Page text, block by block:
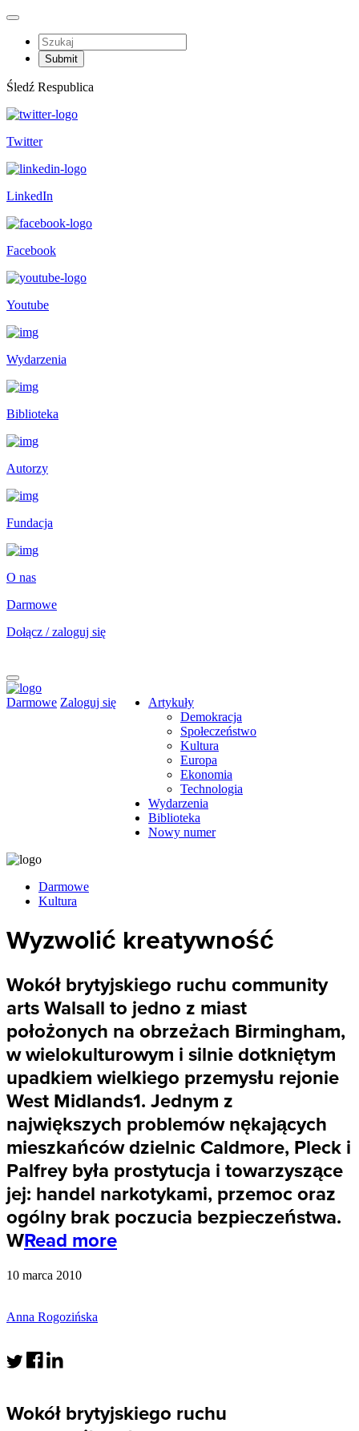
Śledź Respublica
Twitter
LinkedIn
Facebook
Youtube
Wydarzenia
Biblioteka
Autorzy
Fundacja
O nas
Darmowe
Dołącz / zaloguj się
Darmowe Zaloguj się
Artykuły
Demokracja
Społeczeństwo
Kultura
Europa
Ekonomia
Technologia
Wydarzenia
Biblioteka
Nowy numer
Darmowe
Kultura
Wyzwolić kreatywność
Wokół brytyjskiego ruchu community
arts Walsall to jedno z miast
położonych na obrzeżach Birmingham,
w wielokulturowym i silnie dotkniętym
upadkiem wielkiego przemysłu rejonie
West Midlands1. Jednym z
największych problemów nękających
mieszkańców dzielnic Caldmore, Pleck i
Palfrey była prostytucja i towarzyszące
jej: handel narkotykami, przemoc oraz
ogólny brak poczucia bezpieczeństwa.
WRead more
10 marca 2010
Anna Rogozińska
Wokół brytyjskiego ruchu